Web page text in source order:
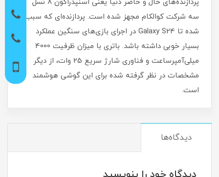
پردازنده‌های حال و حاضر دنیا یعنی اسنپدراگون 8 نسل
سه شرکت کوالکام مجهز شده است. پردازنده‌ای که سبب
شده تا Galaxy S24 در اجرای بازی‌های سنگین عملکرد
بسیار خوبی داشته باشد. باتری با میزان ظرفیت 4000
میلی‌آمپر‌ساعت و فناوری شارژ سریع 25 وات، از دیگر
مشخصات در نظر گرفته شده برای این گوشی هوشمند
است.
دیدگاه‌ها